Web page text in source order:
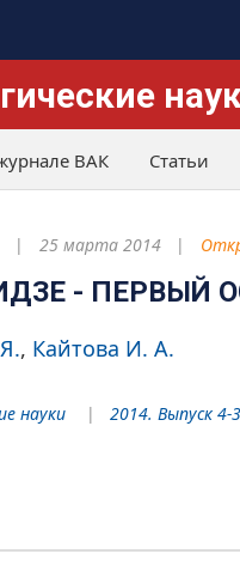
ВАК Статьи
25 марта 2014
- ПЕРВЫЙ
Кайтова И. А.
науки 2014. Выпуск 4-3